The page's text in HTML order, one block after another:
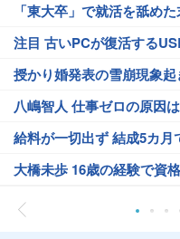
「東大卒」で就活を舐め
注目 古いPCが復活する
授かり婚発表の雪崩現象
八嶋智人 仕事ゼロの原因
給料が一切出ず 結成5カ月
大橋未歩 16歳の経験で資